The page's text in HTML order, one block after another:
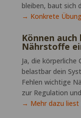
bleiben, baut sich
→ Konkrete
Können
Nährstoffe
Ja, die
belastbar dein
Fehlen wichtige
zur Regulation
→ Mehr dazu liest